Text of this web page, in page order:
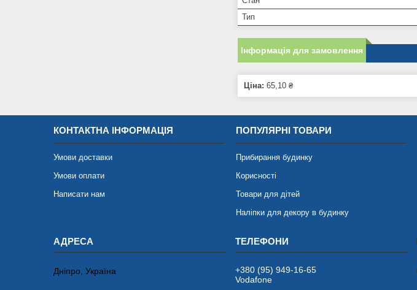
Тип
Інформація для замовлення
Ціна: 65,10 ₴
КОНТАКТНА ІНФОРМАЦІЯ
Умови доставки
Умови оплати
Написати нам
ПОПУЛЯРНІ ТОВАРИ
Прибирання будинку
Корисності
Товари для дітей
Наліпки для декору в будинку
Дніпро, Україна
+380 (95) 949-16-65
Vodafone